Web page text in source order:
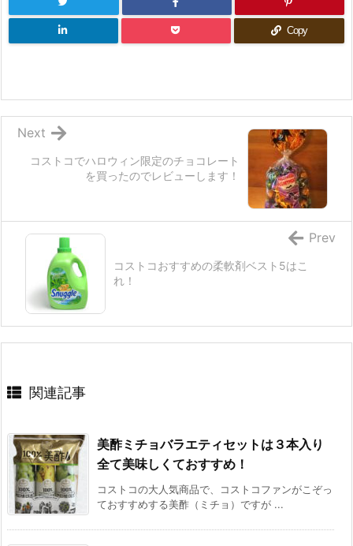
Copy
コストコでハロウィン限定のチョコレート
を買ったのでレビューします！
Next
コストコおすすめの柔軟剤ベスト5はこ
れ！
Prev
関連記事
美酢ミチョバラエティセットは３本入り
全て美味しくておすすめ！
コストコの大人気商品で、コストコファンがこぞっ
ておすすめする美酢（ミチョ）ですが ...